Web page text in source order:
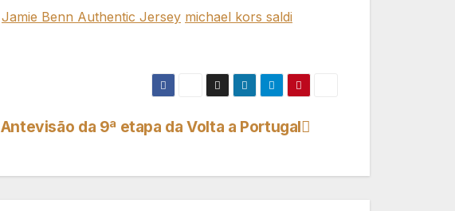
Jamie Benn Authentic Jersey michael kors saldi
Antevisão da 9ª etapa da Volta a Portugal